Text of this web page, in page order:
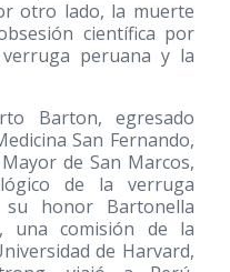
otro lado, la muerte
científica por
peruana y la
Barton, egresado
San Fernando,
de San Marcos,
de la verruga
su honor Bartonella
una comisión de la
de Harvard,